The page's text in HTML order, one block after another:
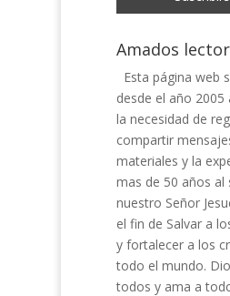
Amados
Esta página web
desde el año 2005
la necesidad de
compartir
materiales y la
mas de 50 años al
nuestro Señor
el fin de Salvar a
y fortalecer a los
todo el mundo.
todos y ama a